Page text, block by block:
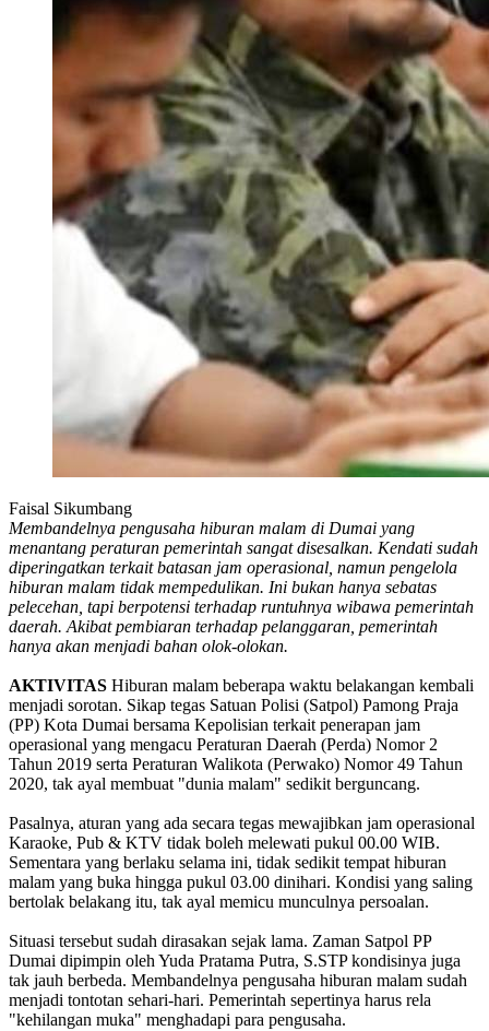
Faisal Sikumbang
Membandelnya pengusaha hiburan malam di Dumai yang
menantang peraturan pemerintah sangat disesalkan. Kendati sudah
diperingatkan terkait batasan jam operasional, namun pengelola
hiburan malam tidak mempedulikan. Ini bukan hanya sebatas
pelecehan, tapi berpotensi terhadap runtuhnya wibawa pemerintah
daerah. Akibat pembiaran terhadap pelanggaran, pemerintah
hanya akan menjadi bahan olok-olokan.
AKTIVITAS Hiburan malam beberapa waktu belakangan kembali
menjadi sorotan. Sikap tegas Satuan Polisi (Satpol) Pamong Praja
(PP) Kota Dumai bersama Kepolisian terkait penerapan jam
operasional yang mengacu Peraturan Daerah (Perda) Nomor 2
Tahun 2019 serta Peraturan Walikota (Perwako) Nomor 49 Tahun
2020, tak ayal membuat "dunia malam" sedikit berguncang.
Pasalnya, aturan yang ada secara tegas mewajibkan jam operasional
Karaoke, Pub & KTV tidak boleh melewati pukul 00.00 WIB.
Sementara yang berlaku selama ini, tidak sedikit tempat hiburan
malam yang buka hingga pukul 03.00 dinihari. Kondisi yang saling
bertolak belakang itu, tak ayal memicu munculnya persoalan.
Situasi tersebut sudah dirasakan sejak lama. Zaman Satpol PP
Dumai dipimpin oleh Yuda Pratama Putra, S.STP kondisinya juga
tak jauh berbeda. Membandelnya pengusaha hiburan malam sudah
menjadi tontotan sehari-hari. Pemerintah sepertinya harus rela
"kehilangan muka" menghadapi para pengusaha.